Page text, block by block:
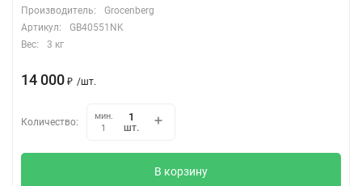
Производитель:
Grocenberg
Артикул:
GB40551NK
Вес:
3 кг
14 000 ₽ /шт.
Количество:
мин.
1
шт.
В корзину